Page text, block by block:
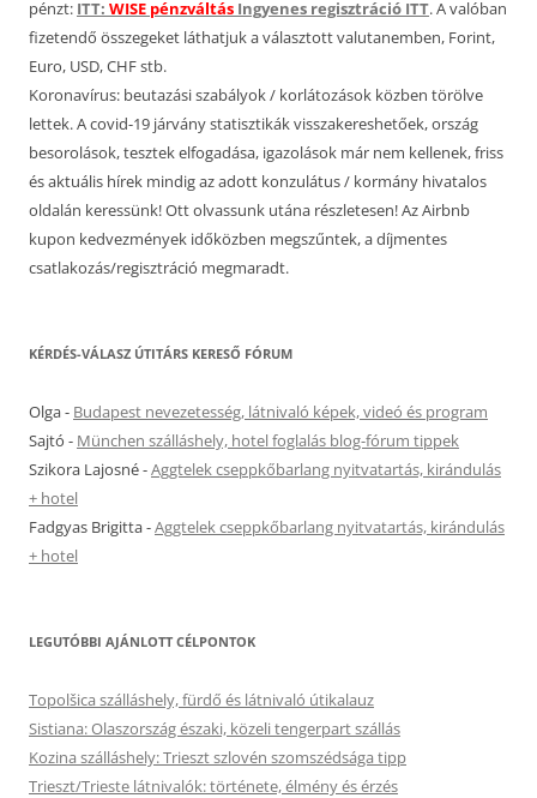
pénzt: ITT: WISE pénzváltás Ingyenes regisztráció ITT. A valóban
fizetendő összegeket láthatjuk a választott valutanemben, Forint,
Euro, USD, CHF stb.
Koronavírus: beutazási szabályok / korlátozások közben törölve
lettek. A covid-19 járvány statisztikák visszakereshetőek, ország
besorolások, tesztek elfogadása, igazolások már nem kellenek, friss
és aktuális hírek mindig az adott konzulátus / kormány hivatalos
oldalán keressünk! Ott olvassunk utána részletesen! Az Airbnb
kupon kedvezmények időközben megszűntek, a díjmentes
csatlakozás/regisztráció megmaradt.
KÉRDÉS-VÁLASZ ÚTITÁRS KERESŐ FÓRUM
Olga- Budapest nevezetesség, látnivaló képek, videó és program
Sajtó - München szálláshely, hotel foglalás blog-fórum tippek
Szikora Lajosné-Aggtelek cseppkőbarlang nyitvatartás, kirándulás
+ hotel
Fadgyas Brigitta-Aggtelek cseppkőbarlang nyitvatartás, kirándulás
+ hotel
LEGUTÓBBI AJÁNLOTT CÉLPONTOK
Topolšica szálláshely, fürdő és látnivaló útikalauz
Sistiana: Olaszország északi, közeli tengerpart szállás
Kozina szálláshely: Trieszt szlovén szomszédsága tipp
Trieszt/Trieste látnivalók: története, élmény és érzés